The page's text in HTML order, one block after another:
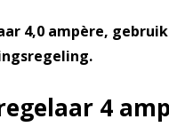
4,0 ampère,
4